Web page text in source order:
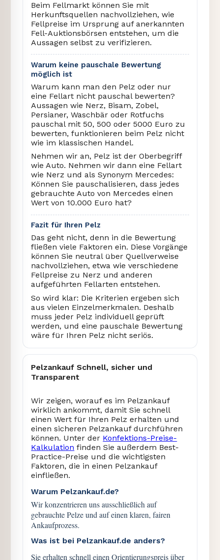
Beim Fellmarkt können Sie mit
Herkunftsquellen nachvollziehen, wie
Fellpreise im Ursprung auf anerkannten
Fell-Auktionsbörsen entstehen, um die
Aussagen selbst zu verifizieren.
Warum keine pauschale Bewertung
möglich ist
Warum kann man den Pelz oder nur
eine Fellart nicht pauschal bewerten?
Aussagen wie Nerz, Bisam, Zobel,
Persianer, Waschbär oder Rotfuchs
pauschal mit 50, 500 oder 5000 Euro zu
bewerten, funktionieren beim Pelz nicht
wie im klassischen Handel.
Nehmen wir an, Pelz ist der Oberbegriff
wie Auto. Nehmen wir dann eine Fellart
wie Nerz und als Synonym Mercedes:
Können Sie pauschalisieren, dass jedes
gebrauchte Auto von Mercedes einen
Wert von 10.000 Euro hat?
Fazit für Ihren Pelz
Das geht nicht, denn in die Bewertung
fließen viele Faktoren ein. Diese Vorgänge
können Sie neutral über Quellverweise
nachvollziehen, etwa wie verschiedene
Fellpreise zu Nerz und anderen
aufgeführten Fellarten entstehen.
So wird klar: Die Kriterien ergeben sich
aus vielen Einzelmerkmalen. Deshalb
muss jeder Pelz individuell geprüft
werden, und eine pauschale Bewertung
wäre für Ihren Pelz nicht seriös.
Pelzankauf Schnell, sicher und
Transparent
Wir zeigen, worauf es im Pelzankauf
wirklich ankommt, damit Sie schnell
einen Wert für Ihren Pelz erhalten und
einen sicheren Pelzankauf durchführen
können. Unter der Konfektions-Preise-
Kalkulation finden Sie außerdem Best-
Practice-Preise und die wichtigsten
Faktoren, die in einen Pelzankauf
einfließen.
Warum Pelzankauf.de?
Wir konzentrieren uns ausschließlich auf
gebrauchte Pelze und auf einen klaren, fairen
Ankaufprozess.
Was ist bei Pelzankauf.de anders?
Sie erhalten schnell einen Orientierungspreis über